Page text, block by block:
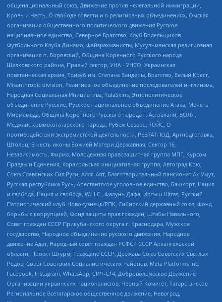
общенациональный союз, Движение против нелегальной иммиграции,
Кровь и Честь, О свободе совести и о религиозных объединениях, Омская
организация общественного политического движения Русское
национальное единство, Северное Братство, Клуб Болельщиков
Футбольного Клуба Динамо, Файзрахманисты, Мусульманская религиозная
организация п. Боровский, Община Коренного Русского народа
Щелковского района, Правый сектор, УНА - УНСО, Украинская
повстанческая армия, Тризуб им. Степана Бандеры, Братство, Белый Крест,
Misanthropic division, Религиозное объединение последователей инглиизма,
Народная Социальная Инициатива, TulaSkins, Этнополитическое
объединение Русские, Русское национальное объединение Атака, Мечеть
Мирмамеда, Община Коренного Русского народа г. Астрахани, ВОЛЯ,
Меджлис крымскотатарского народа, Рубеж Севера, ТОЙС, О
противодействии экстремистской деятельности, РЕВТАТПОД, Артподготовка,
Штольц, В честь иконы Божией Матери Державная, Сектор 16,
Независимость, Фирма, Молодежная правозащитная группа МПГ, Курсом
Правды и Единения, Каракольская инициативная группа, Автоград Крю,
Союз Славянских Сил Руси, Алля-Аят, Благотворительный пансионат Ак Умут,
Русская республика Русь, Арестантское уголовное единство, Башкорт, Нация
и свобода, Нация и свобода, W.H.С., Фалунь Дафа, Иртыш Ultras, Русский
Патриотический клуб-Новокузнецк/РПК, Сибирский державный союз, Фонд
борьбы с коррупцией, Фонд защиты прав граждан, Штабы Навального,
Совет граждан СССР Прикубанского округа г. Краснодара, Мужское
государство, Народное объединение русского движения, Народное
движение Адат, Народный совет граждан РСФСР СССР Архангельской
области, Проект Штурм, Граждане СССР, Держава Союз Советских Светлых
Родов, Совет Советских Социалистических Районов, Meta Platforms Inc,
Facebook, Instagram, WhatsApp, СИЧ-С14, Добровольческое Движение
Организации украинских националистов, Черный Комитет, Татарстанское
Региональное Всетатарское общественное движение, Невоград,